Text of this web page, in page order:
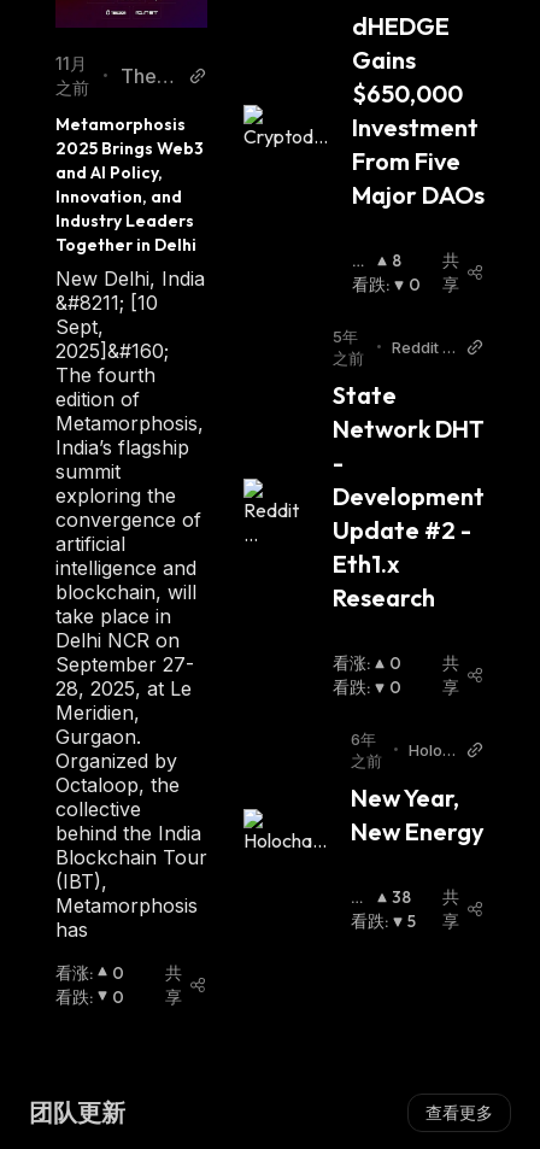
11月
之前
•
TheN
ypto
Metamorphosis
2025 Brings Web3
and AI Policy,
Innovation, and
Industry Leaders
Together in Delhi
New Delhi, India
&#8211; [10
Sept,
2025]&#160;
The fourth
edition of
Metamorphosis,
India’s flagship
summit
exploring the
convergence of
artificial
intelligence and
blockchain, will
take place in
Delhi NCR on
September 27-
28, 2025, at Le
Meridien,
Gurgaon.
Organized by
Octaloop, the
collective
behind the India
Blockchain Tour
(IBT),
Metamorphosis
has
看涨:
0
看跌: 0
共
享
y
dHEDGE
Gains
$650,000
Investment
From Five
Major DAOs
看
涨:
8
看跌: 0
共
享
5年
之前
•
Reddit r/
m
State
Network DHT
-
Development
Update #2 -
Eth1.x
Research
看涨:
0
看跌: 0
共
享
6年
之前
•
Holoc
log
New Year,
New Energy
看
涨:
38
看跌: 5
共
享
团队更新 查看更多